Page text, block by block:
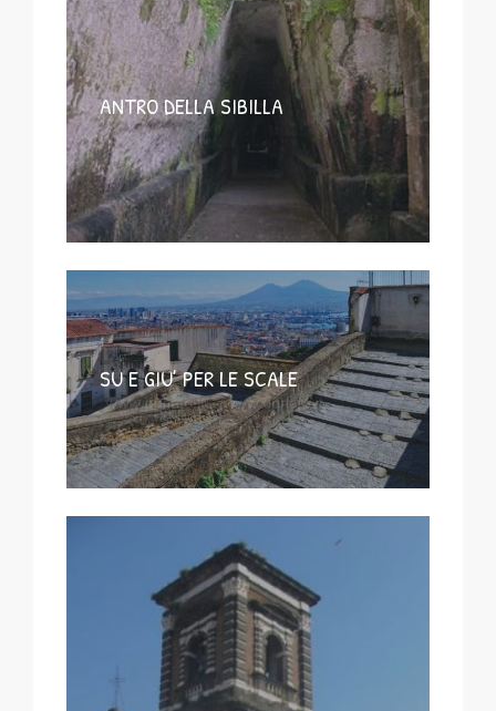
ANTRO DELLA SIBILLA
SU E GIU’ PER LE SCALE